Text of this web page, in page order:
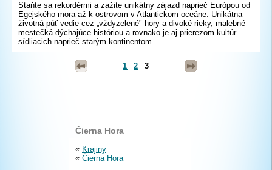
Staňte sa rekordérmi a zažite unikátny zájazd naprieč Európou od
Egejského mora až k ostrovom v Atlantickom oceáne. Unikátna
životná púť vedie cez „vždyzelené" hory a divoké rieky, malebné
mestečká dýchajúce históriou a rovnako je aj prierezom kultúr
sídliacich naprieč starým kontinentom.
1 2 3
Čierna Hora
« Krajiny
« Čierna Hora